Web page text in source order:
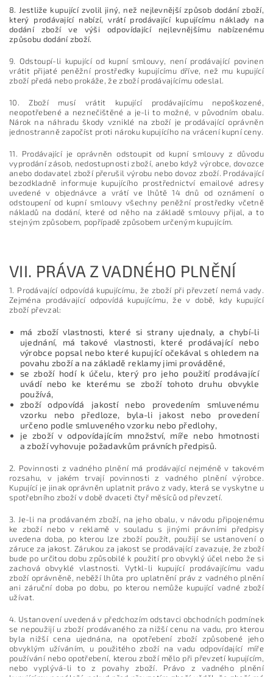
8. Jestliže kupující zvolil jiný, než nejlevnější způsob dodání zboží,
který prodávající nabízí, vrátí prodávající kupujícímu náklady na
dodání zboží ve výši odpovídající nejlevnějšímu nabízenému
způsobu dodání zboží.
9. Odstoupí-li kupující od kupní smlouvy, není prodávající povinen
vrátit přijaté peněžní prostředky kupujícímu dříve, než mu kupující
zboží předá nebo prokáže, že zboží prodávajícímu odeslal.
10. Zboží musí vrátit kupující prodávajícímu nepoškozené,
neopotřebené a neznečištěné a je-li to možné, v původním obalu.
Nárok na náhradu škody vzniklé na zboží je prodávající oprávněn
jednostranně započíst proti nároku kupujícího na vrácení kupní ceny.
11. Prodávající je oprávněn odstoupit od kupní smlouvy z důvodu
vyprodání zásob, nedostupnosti zboží, anebo když výrobce, dovozce
anebo dodavatel zboží přerušil výrobu nebo dovoz zboží. Prodávající
bezodkladně informuje kupujícího prostřednictví emailové adresy
uvedené v objednávce a vrátí ve lhůtě 14 dnů od oznámení o
odstoupení od kupní smlouvy všechny peněžní prostředky včetně
nákladů na dodání, které od něho na základě smlouvy přijal, a to
stejným způsobem, popřípadě způsobem určeným kupujícím.
VII. PRÁVA Z VADNÉHO PLNĚNÍ
1. Prodávající odpovídá kupujícímu, že zboží při převzetí nemá vady.
Zejména prodávající odpovídá kupujícímu, že v době, kdy kupující
zboží převzal:
má zboží vlastnosti, které si strany ujednaly, a chybí-li
ujednání, má takové vlastnosti, které prodávající nebo
výrobce popsal nebo které kupující očekával s ohledem na
povahu zboží a na základě reklamy jimi prováděné,
se zboží hodí k účelu, který pro jeho použití prodávající
uvádí nebo ke kterému se zboží tohoto druhu obvykle
používá,
zboží odpovídá jakostí nebo provedením smluvenému
vzorku nebo předloze, byla-li jakost nebo provedení
určeno podle smluveného vzorku nebo předlohy,
je zboží v odpovídajícím množství, míře nebo hmotnosti
azboží vyhovuje požadavkům právních předpisů.
2. Povinnosti z vadného plnění má prodávající nejméně v takovém
rozsahu, v jakém trvají povinnosti z vadného plnění výrobce.
Kupující je jinak oprávněn uplatnit právo z vady, která se vyskytne u
spotřebního zboží v době dvaceti čtyř měsíců od převzetí.
3. Je-li na prodávaném zboží, na jeho obalu, v návodu připojenému
ke zboží nebo v reklamě v souladu s jinými právními předpisy
uvedena doba, po kterou lze zboží použít, použijí se ustanovení o
záruce za jakost. Zárukou za jakost se prodávající zavazuje, že zboží
bude po určitou dobu způsobilé k použití pro obvyklý účel nebo že si
zachová obvyklé vlastnosti. Vytkl-li kupující prodávajícímu vadu
zboží oprávněně, neběží lhůta pro uplatnění práv z vadného plnění
ani záruční doba po dobu, po kterou nemůže kupující vadné zboží
užívat.
4. Ustanovení uvedená v předchozím odstavci obchodních podmínek
se nepoužijí u zboží prodávaného za nižší cenu na vadu, pro kterou
byla nižší cena ujednána, na opotřebení zboží způsobené jeho
obvyklým užíváním, u použitého zboží na vadu odpovídající míře
používání nebo opotřebení, kterou zboží mělo při převzetí kupujícím,
nebo vyplývá-li to z povahy zboží. Právo z vadného plnění